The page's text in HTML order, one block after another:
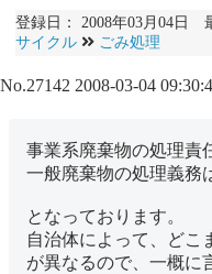
登録日： 2008年03月04日
サイクル
ごみ処理
No.27142 2008-03-04
事業系廃棄物の処理責
一般廃棄物の処理義務
となっております。
自治体によって、どこ
が異なるので、一概に